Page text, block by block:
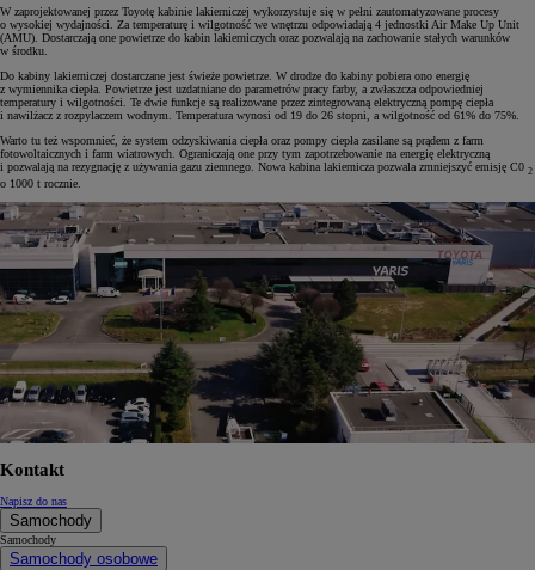
W zaprojektowanej przez Toyotę kabinie lakierniczej wykorzystuje się w pełni zautomatyzowane procesy
o wysokiej wydajności. Za temperaturę i wilgotność we wnętrzu odpowiadają 4 jednostki Air Make Up Unit
(AMU). Dostarczają one powietrze do kabin lakierniczych oraz pozwalają na zachowanie stałych warunków
w środku.
Do kabiny lakierniczej dostarczane jest świeże powietrze. W drodze do kabiny pobiera ono energię
z wymiennika ciepła. Powietrze jest uzdatniane do parametrów pracy farby, a zwłaszcza odpowiedniej
temperatury i wilgotności. Te dwie funkcje są realizowane przez zintegrowaną elektryczną pompę ciepła
i nawilżacz z rozpylaczem wodnym. Temperatura wynosi od 19 do 26 stopni, a wilgotność od 61% do 75%.
Warto tu też wspomnieć, że system odzyskiwania ciepła oraz pompy ciepła zasilane są prądem z farm
fotowoltaicznych i farm wiatrowych. Ograniczają one przy tym zapotrzebowanie na energię elektryczną
i pozwalają na rezygnację z używania gazu ziemnego. Nowa kabina lakiernicza pozwala zmniejszyć emisję C0 2
o 1000 t rocznie.
Kontakt
Napisz do nas
Samochody
Samochody
Samochody osobowe